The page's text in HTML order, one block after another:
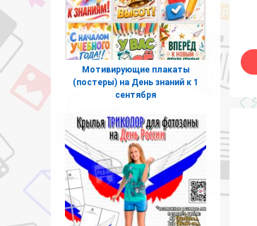
Мотивирующие плакаты
(постеры) на День знаний к 1
сентября